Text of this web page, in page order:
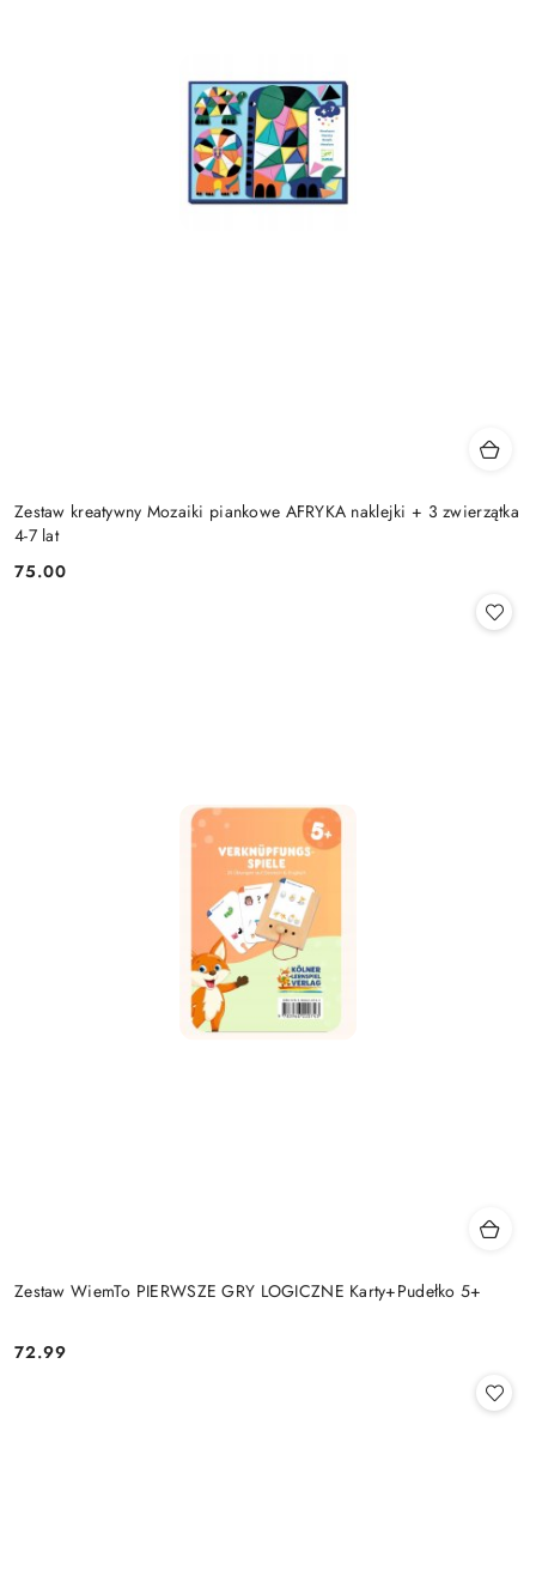
Zestaw kreatywny Mozaiki piankowe AFRYKA naklejki + 3 zwierzątka
4-7 lat
Cena:
75.00
Zestaw WiemTo PIERWSZE GRY LOGICZNE Karty+Pudełko 5+
Cena:
72.99